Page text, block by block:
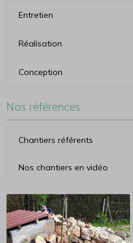
Entretien
Réalisation
Conception
Nos références
Chantiers référents
Nos chantiers en vidéo